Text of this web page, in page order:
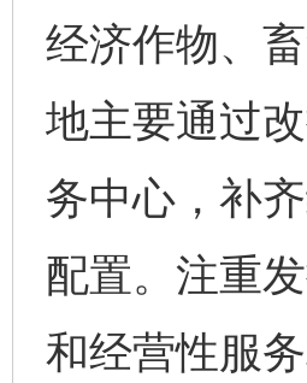
经济作物、
地主要通过
务中心，补
配置。注重
和经营性服